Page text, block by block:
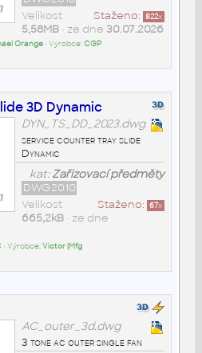
Staženo: 822x
Velikost
5,58MB• ze dne 30.07.2026
Orange• Výrobce:CGP
3D Dynamic
DYN_TS_DD_2023.dwg
service counter tray slide
Dynamic
kat:Zařizovací předměty
DWG2010
Staženo: 67x
Velikost
665,2kB• ze dne
• Výrobce:Victor |Mfg
AC_outer_3d.dwg
3 tone ac outer single fan